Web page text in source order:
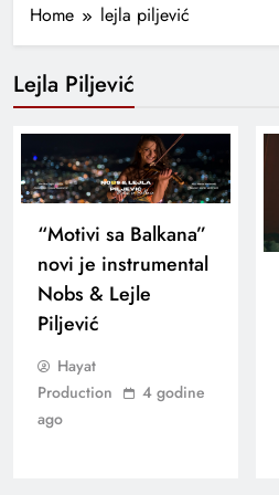
Home lejla piljević
Lejla Piljević
“Motivi sa Balkana”
novi je instrumental
Nobs & Lejle
Piljević
Hayat
Production
4 godine
ago